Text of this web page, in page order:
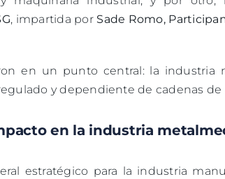
, impartida por Sade Romo,
en un punto central: la industria
y dependiente de cadenas de
en la industria
estratégico para la industria